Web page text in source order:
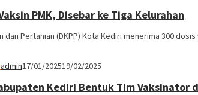
PMK, Disebar ke Tiga Kelurahan
dan Pertanian (DKPP) Kota Kediri menerima 300
admin17/01/202519/02/2025
Kediri Bentuk Tim Vaksinator